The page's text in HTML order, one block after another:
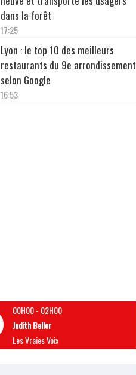
dans la forêt
17:25
Lyon : le top 10 des meilleurs
restaurants du 9e arrondissement
selon Google
16:53
00H00- 02H00
Judith Beller
Les Vraies Voix